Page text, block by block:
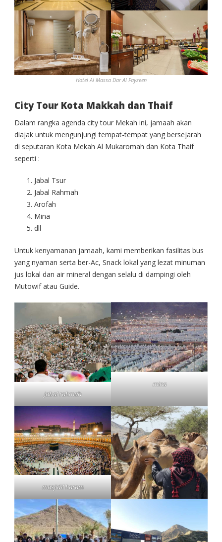
Hotel Al Massa Dar Al Fayzeen
City Tour Kota Makkah dan Thaif
Dalam rangka agenda city tour Mekah ini, jamaah akan
diajak untuk mengunjungi tempat-tempat yang bersejarah
di seputaran Kota Mekah Al Mukaromah dan Kota Thaif
seperti :
Jabal Tsur
Jabal Rahmah
Arofah
Mina
dll
Untuk kenyamanan jamaah, kami memberikan fasilitas bus
yang nyaman serta ber-Ac, Snack lokal yang lezat minuman
jus lokal dan air mineral dengan selalu di dampingi oleh
Mutowif atau Guide.
jabal rahmah
mina
masjidil haram